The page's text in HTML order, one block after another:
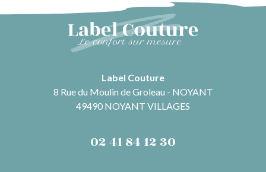
Label Couture
8 Rue du Moulin de Groleau - NOYANT
49490 NOYANT VILLAGES
02 41 84 12 30